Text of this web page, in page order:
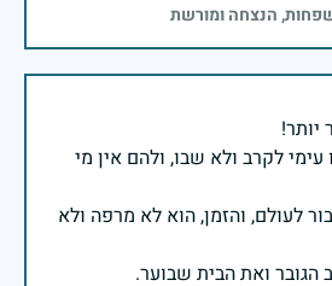
הנצחה ומורשת
לקרב ולא שבו, ולהם אין מי
לעולם, והזמן, הוא לא מרפה ולא